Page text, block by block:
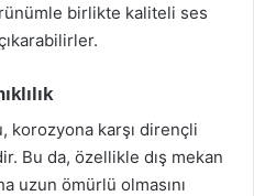
birlikte kaliteli ses
korozyona karşı dirençli
Bu da, özellikle dış mekan
uzun ömürlü olmasını